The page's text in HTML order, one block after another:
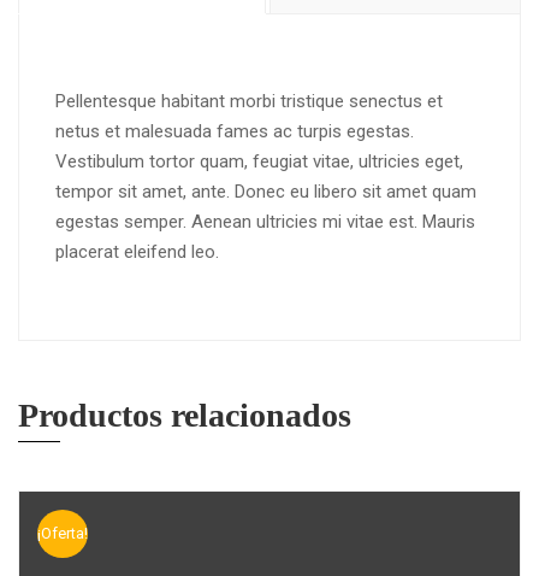
Pellentesque habitant morbi tristique senectus et
netus et malesuada fames ac turpis egestas.
Vestibulum tortor quam, feugiat vitae, ultricies eget,
tempor sit amet, ante. Donec eu libero sit amet quam
egestas semper. Aenean ultricies mi vitae est. Mauris
placerat eleifend leo.
Productos relacionados
¡Oferta!